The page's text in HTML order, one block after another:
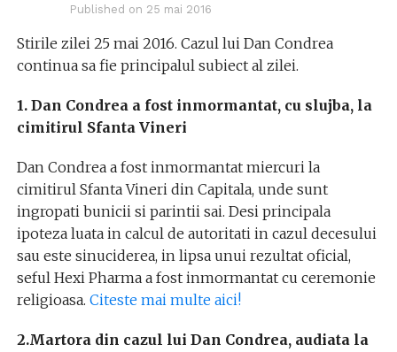
Published on 25 mai 2016
Stirile zilei 25 mai 2016. Cazul lui Dan Condrea
continua sa fie principalul subiect al zilei.
1. Dan Condrea a fost inmormantat, cu slujba, la
cimitirul Sfanta Vineri
Dan Condrea a fost inmormantat miercuri la
cimitirul Sfanta Vineri din Capitala, unde sunt
ingropati bunicii si parintii sai. Desi principala
ipoteza luata in calcul de autoritati in cazul decesului
sau este sinuciderea, in lipsa unui rezultat oficial,
seful Hexi Pharma a fost inmormantat cu ceremonie
religioasa. Citeste mai multe aici!
2.Martora din cazul lui Dan Condrea, audiata la